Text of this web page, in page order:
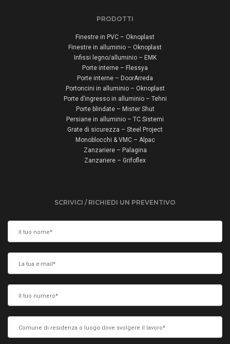
PRODOTTI
Finestre in PVC – Oknoplast
Finestre in alluminio – Oknoplast
Infissi legno/alluminio – EMK
Porte interne – Flessya
Porte interne – DoorArreda
Portoncini in alluminio – Oknoplast
Porte d’ingresso in alluminio – Tehni
Porte blindate – Mister Shut
Persiane in alluminio – TC Sistemi
Grate di sicurezza – Steel Project
Monoblocchi & VMC – Alpac
Zanzariere – Palagina
Zanzariere – Grifoflex
SCRIVICI / RICHIEDI UN PREVENTIVO